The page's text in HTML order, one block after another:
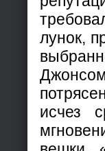
лунок,
исчез